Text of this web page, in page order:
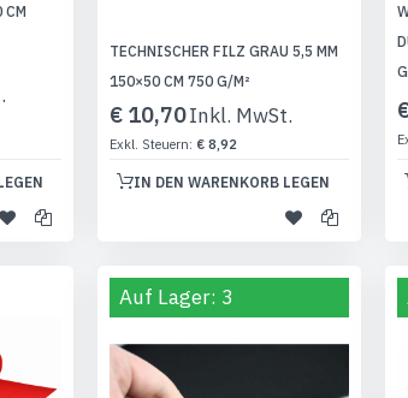
CM
TECHNISCHER FILZ GRAU 5,5 MM
150×50 CM 750 G/M²
€ 10,70
€ 8,92
IN DEN WARENKORB LEGEN
Auf Lager: 3